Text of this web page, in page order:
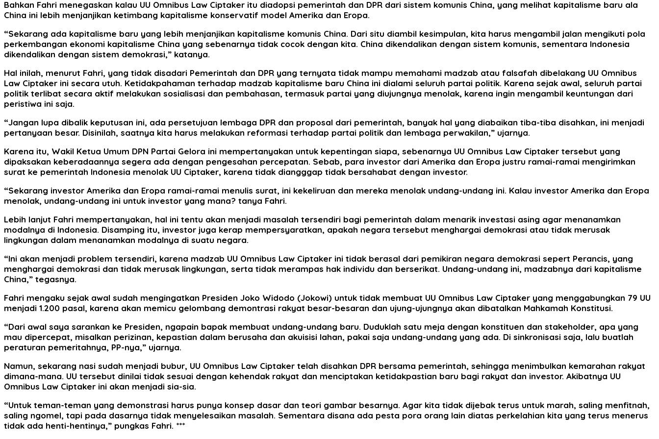
Bahkan Fahri menegaskan kalau UU Omnibus Law Ciptaker itu diadopsi pemerintah dan DPR dari sistem komunis China, yang melihat kapitalisme baru ala
China ini lebih menjanjikan ketimbang kapitalisme konservatif model Amerika dan Eropa.
“Sekarang ada kapitalisme baru yang lebih menjanjikan kapitalisme komunis China. Dari situ diambil kesimpulan, kita harus mengambil jalan mengikuti pola
perkembangan ekonomi kapitalisme China yang sebenarnya tidak cocok dengan kita. China dikendalikan dengan sistem komunis, sementara Indonesia
dikendalikan dengan sistem demokrasi,” katanya.
Hal inilah, menurut Fahri, yang tidak disadari Pemerintah dan DPR yang ternyata tidak mampu memahami madzab atau falsafah dibelakang UU Omnibus
Law Ciptaker ini secara utuh. Ketidakpahaman terhadap madzab kapitalisme baru China ini dialami seluruh partai politik. Karena sejak awal, seluruh partai
politik terlibat secara aktif melakukan sosialisasi dan pembahasan, termasuk partai yang diujungnya menolak, karena ingin mengambil keuntungan dari
peristiwa ini saja.
“Jangan lupa dibalik keputusan ini, ada persetujuan lembaga DPR dan proposal dari pemerintah, banyak hal yang diabaikan tiba-tiba disahkan, ini menjadi
pertanyaan besar. Disinilah, saatnya kita harus melakukan reformasi terhadap partai politik dan lembaga perwakilan,” ujarnya.
Karena itu, Wakil Ketua Umum DPN Partai Gelora ini mempertanyakan untuk kepentingan siapa, sebenarnya UU Omnibus Law Ciptaker tersebut yang
dipaksakan keberadaannya segera ada dengan pengesahan percepatan. Sebab, para investor dari Amerika dan Eropa justru ramai-ramai mengirimkan
surat ke pemerintah Indonesia menolak UU Ciptaker, karena tidak diangggap tidak bersahabat dengan investor.
“Sekarang investor Amerika dan Eropa ramai-ramai menulis surat, ini kekeliruan dan mereka menolak undang-undang ini. Kalau investor Amerika dan Eropa
menolak, undang-undang ini untuk investor yang mana? tanya Fahri.
Lebih lanjut Fahri mempertanyakan, hal ini tentu akan menjadi masalah tersendiri bagi pemerintah dalam menarik investasi asing agar menanamkan
modalnya di Indonesia. Disamping itu, investor juga kerap mempersyaratkan, apakah negara tersebut menghargai demokrasi atau tidak merusak
lingkungan dalam menanamkan modalnya di suatu negara.
“Ini akan menjadi problem tersendiri, karena madzab UU Omnibus Law Ciptaker ini tidak berasal dari pemikiran negara demokrasi sepert Perancis, yang
menghargai demokrasi dan tidak merusak lingkungan, serta tidak merampas hak individu dan berserikat. Undang-undang ini, madzabnya dari kapitalisme
China,” tegasnya.
Fahri mengaku sejak awal sudah mengingatkan Presiden Joko Widodo (Jokowi) untuk tidak membuat UU Omnibus Law Ciptaker yang menggabungkan 79 UU
menjadi 1.200 pasal, karena akan memicu gelombang demontrasi rakyat besar-besaran dan ujung-ujungnya akan dibatalkan Mahkamah Konstitusi.
“Dari awal saya sarankan ke Presiden, ngapain bapak membuat undang-undang baru. Duduklah satu meja dengan konstituen dan stakeholder, apa yang
mau dipercepat, misalkan perizinan, kepastian dalam berusaha dan akuisisi lahan, pakai saja undang-undang yang ada. Di sinkronisasi saja, lalu buatlah
peraturan pemeritahnya, PP-nya,” ujarnya.
Namun, sekarang nasi sudah menjadi bubur, UU Omnibus Law Ciptaker telah disahkan DPR bersama pemerintah, sehingga menimbulkan kemarahan rakyat
dimana-mana. UU tersebut dinilai tidak sesuai dengan kehendak rakyat dan menciptakan ketidakpastian baru bagi rakyat dan investor. Akibatnya UU
Omnibus Law Ciptaker ini akan menjadi sia-sia.
“Untuk teman-teman yang demonstrasi harus punya konsep dasar dan teori gambar besarnya. Agar kita tidak dijebak terus untuk marah, saling menfitnah,
saling ngomel, tapi pada dasarnya tidak menyelesaikan masalah. Sementara disana ada pesta pora orang lain diatas perkelahian kita yang terus menerus
tidak ada henti-hentinya,” pungkas Fahri. ***